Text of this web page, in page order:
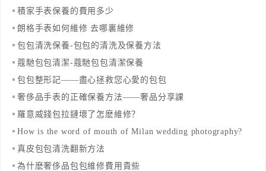
​積家手表保養的費用多少
​朗格手表如何維修 去哪裏維修
​包包清洗保養-包包的清洗及保養方法
​蔻馳包包清潔-蔻馳包包清潔保養
包包整形記——盡心拯救您心愛的包包
奢侈品手表的正確保養方法——奢品分享課
羅意威錢包拉鏈壞了怎麽維修？
How is the word of mouth of Milan wedding photography?
真皮包包清洗翻新方法
為什麽奢侈品包包維修費用貴些